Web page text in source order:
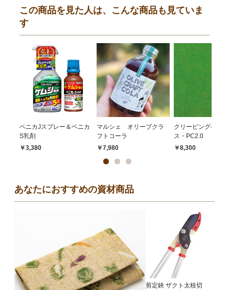
この商品を見た人は、こんな商品も見ていま
す
ベニカJスプレー＆ベニカ
S乳剤
￥3,380
マルシェ オリーブクラ
フトコーラ
￥7,980
クリーピングベン
ス・PC2.0
￥8,300
あなたにおすすめの資材商品
剪定鋏 ザクト太枝切